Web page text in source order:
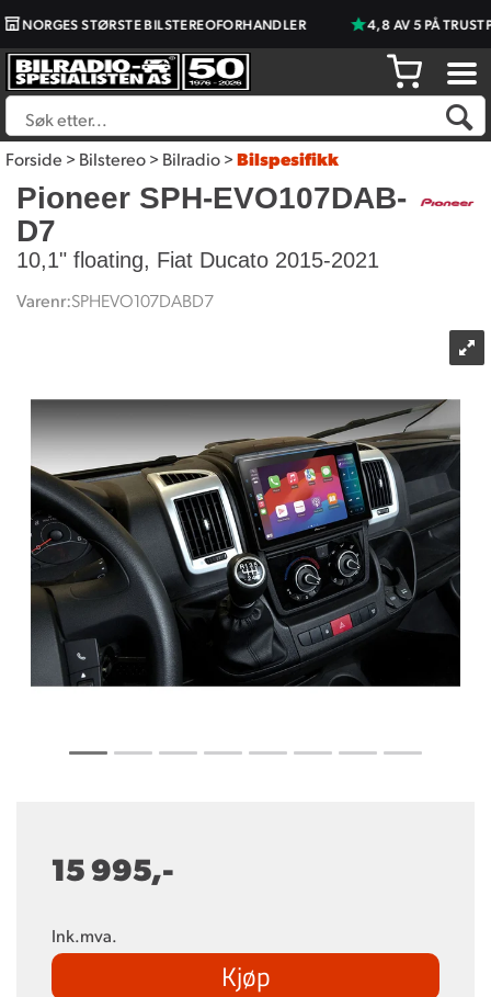
STØRSTE BILSTEREOFORHANDLER 4,8 AV 5 PÅ TRUSTPILOT
Forside>Bilstereo>Bilradio>Bilspesifikk
Pioneer SPH-EVO107DAB-
D7
10,1" floating, Fiat Ducato 2015-2021
Varenr:SPHEVO107DABD7
15 995,-
Ink.mva.
Kjøp